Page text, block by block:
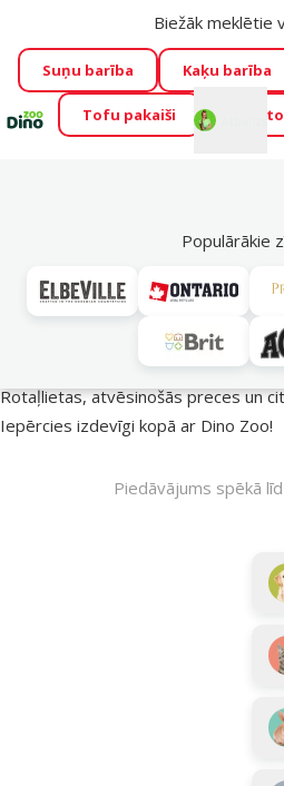
Visu mēnesi Dino Zoo piedāvā
barībām! 🍖→Skatīt
Fotokonkurss “GADA ŪSAIŅI”!
būs 2027. gada zvaigzne
→
Biežāk meklētie
Suņu barība Kaķu barība
Tofu pakaiši Foresto
Populārākie
Vasara turpinās –
Rotaļlietas, atvēsinošās preces un
Iepērcies izdevīgi kopā ar Dino Zoo!
Piedāvājums spēkā